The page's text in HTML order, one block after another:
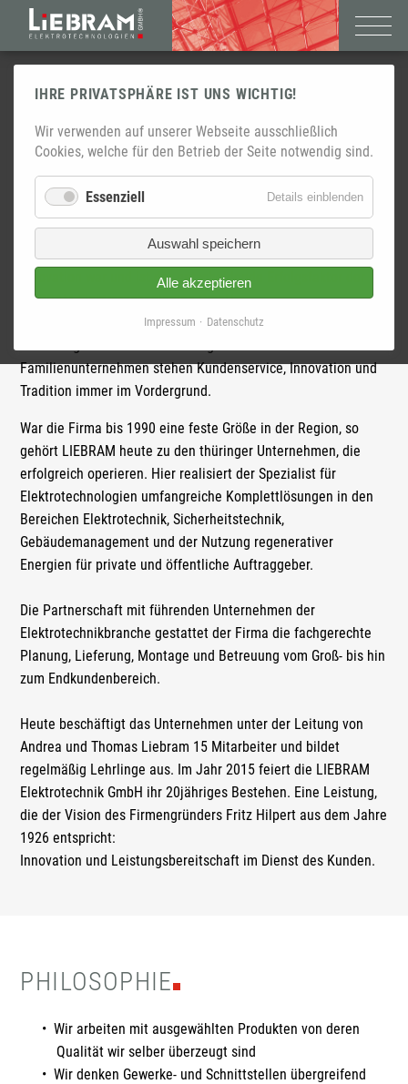
IHRE PRIVATSPHÄRE IST UNS WICHTIG!
Wir verwenden auf unserer Webseite ausschließlich
Cookies, welche für den Betrieb der Seite notwendig sind.
Essenziell Details einblendenfür
Auswahl speichern
Alle akzeptieren
Impressum Datenschutz
Das Unternehmen LIEBRAM Elektrotechnologien GmbH: Eine
ungewöhnliche Entwicklungsgeschichte, die 1926 mit der
Gründung des Meisterbetriebes für Elektroinstallation und
Wasserleitungsbau durch Fritz Hilpert begann.
Innovation war und ist der entscheidende Erfolgsfaktor der
LIEBRAM Elektrotechnologien GmbH.
Seit 1926 steht das Unternehmen für zeitgemäße
Familienunternehmen stehen Kundenservice, Innovation und
Tradition immer im Vordergrund.
War die Firma bis 1990 eine feste Größe in der Region, so
gehört LIEBRAM heute zu den thüringer Unternehmen, die
erfolgreich operieren. Hier realisiert der Spezialist für
Elektrotechnologien umfangreiche Komplettlösungen in den
Bereichen Elektrotechnik, Sicherheitstechnik,
Gebäudemanagement und der Nutzung regenerativer
Energien für private und öffentliche Auftraggeber.
Die Partnerschaft mit führenden Unternehmen der
Elektrotechnikbranche gestattet der Firma die fachgerechte
Planung, Lieferung, Montage und Betreuung vom Groß- bis hin
zum Endkundenbereich.
Heute beschäftigt das Unternehmen unter der Leitung von
Andrea und Thomas Liebram 15 Mitarbeiter und bildet
regelmäßig Lehrlinge aus. Im Jahr 2015 feiert die LIEBRAM
Elektrotechnik GmbH ihr 20jähriges Bestehen. Eine Leistung,
die der Vision des Firmengründers Fritz Hilpert aus dem Jahre
1926 entspricht:
Innovation und Leistungsbereitschaft im Dienst des Kunden.
PHILOSOPHIE
Wir arbeiten mit ausgewählten Produkten von deren
Qualität wir selber überzeugt sind
Wir denken Gewerke- und Schnittstellen übergreifend